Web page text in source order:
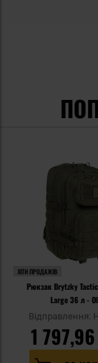
ХІТИ ПРОДАЖІВ
Рюкзак Brytzky
Large 36 л -
Відправлення:
1